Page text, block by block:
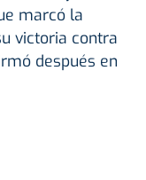
marcó la
victoria contra
después en